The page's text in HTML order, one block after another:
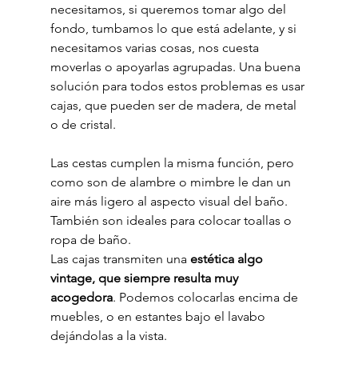
necesitamos, si queremos tomar algo del
fondo, tumbamos lo que está adelante, y si
necesitamos varias cosas, nos cuesta
moverlas o apoyarlas agrupadas. Una buena
solución para todos estos problemas es usar
cajas, que pueden ser de madera, de metal
o de cristal.
Las cestas cumplen la misma función, pero
como son de alambre o mimbre le dan un
aire más ligero al aspecto visual del baño.
También son ideales para colocar toallas o
ropa de baño.
Las cajas transmiten una estética algo
vintage, que siempre resulta muy
acogedora. Podemos colocarlas encima de
muebles, o en estantes bajo el lavabo
dejándolas a la vista.